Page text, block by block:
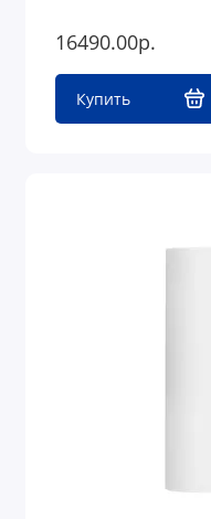
16490.00р.
Купить